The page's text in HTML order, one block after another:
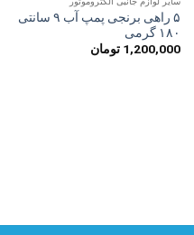
علاقه
مندی
۵ راهی برنجی پمپ آب ۹ سانتی
۱۸۰ گرمی
1,200,000 تومان